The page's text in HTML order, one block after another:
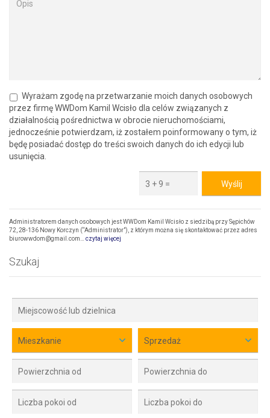
Wyrażam zgodę na przetwarzanie moich danych osobowych
przez firmę WWDom Kamil Wcisło dla celów związanych z
działalnością pośrednictwa w obrocie nieruchomościami,
jednocześnie potwierdzam, iż zostałem poinformowany o tym, iż
będę posiadać dostęp do treści swoich danych do ich edycji lub
usunięcia.
Administratorem danych osobowych jest WWDom Kamil Wcisło z siedzibą przy Sępichów
72, 28-136 Nowy Korczyn (“Administrator”), z którym można się skontaktować przez adres
biurowwdom@gmail.com… czytaj więcej
Szukaj
Mieszkanie Sprzedaż